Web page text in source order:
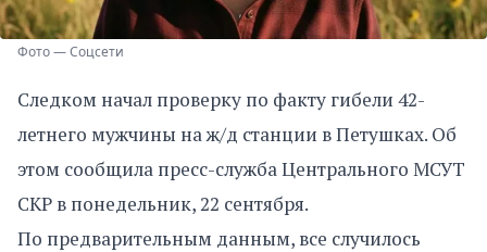
Фото — Соцсети
Следком начал проверку по факту гибели 42-
летнего мужчины на ж/д станции в Петушках. Об
этом сообщила пресс-служба Центрального МСУТ
СКР в понедельник, 22 сентября.
По предварительным данным, все случилось